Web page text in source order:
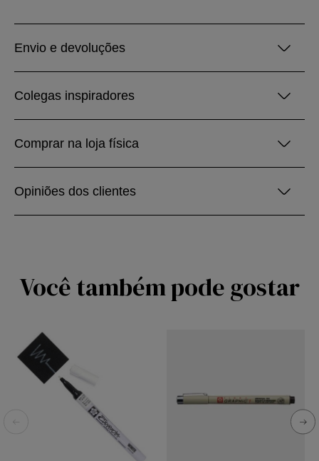
Envio e devoluções
Colegas inspiradores
Comprar na loja física
Opiniões dos clientes
Você também pode gostar